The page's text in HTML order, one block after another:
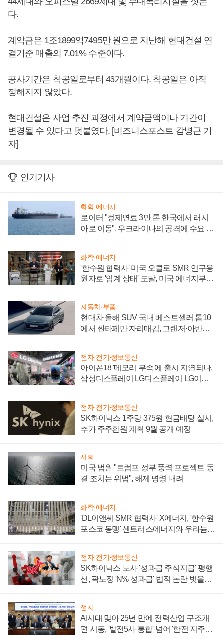
다.
계약금은 1조1899억7495만 원으로 지난해 현대건설 연
결기준 매출의 7.01% 수준이다.
공사기간은 착공일로부터 46개월이다. 착공일은 아직
정해지지 않았다.
현대건설은 사업 추진 과정에서 계약금액이나 기간이
변경될 수 있다고 덧붙였다. [비즈니스포스트 감병근 기
자]
인기기사
화학·에너지
로이터 "정제연료 3만 톤 한국에서 러시
아로 이동", 우크라이나의 공격에 수요 늘
화학·에너지
'한수원 협력사' 미국 오클로 SMR 연구용
원자로 '임계 상태' 도달, 미국 에너지부
자동차·부품
현대차 올해 SUV 국내 베스트셀러 톱10
에서 싼타페만 자리매김, 그랜저·아반떼
전자·전기·정보통신
아이폰18 '메모리 부족'에 출시 지연되나,
삼성디스플레이 LG디스플레이 LG이노
전자·전기·정보통신
SK하이닉스 1주당 375원 현금배당 실시,
추가 주주환원 계획 9월 공개 예정
사회
미국 법원 "트럼프 정부 풍력 프로젝트 동
결 조치는 위법", 해제 명령 내려
화학·에너지
'DL이앤씨 SMR 협력사' X에너지, '한수원
포스코 동맹' 센트러스에너지와 우라늄
전자·전기·정보통신
SK하이닉스 노사 '성과급 주식지급' 평행
선, 곽노정 'N% 성과급' 법적 논란 벗을지
정치
AI시대 맞아 25년 만에 전력산업 구조개
편 시동, '발전5사 통합' 넘어 '한전 지주사'